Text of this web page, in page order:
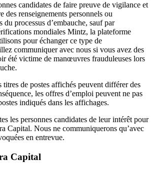
candidates de faire preuve de vigilance et
des renseignements personnels ou
processus d’embauche, sauf par
mondiales Mintz, la plateforme
pour échanger ce type de
communiquer avec nous si vous avez des
été victime de manœuvres frauduleuses lors
titres de postes affichés peuvent différer des
les offres d’emploi peuvent ne pas
indiqués dans les affichages.
les personnes candidates de leur intérêt pour
Capital. Nous ne communiquerons qu’avec
en entrevue.
Capital